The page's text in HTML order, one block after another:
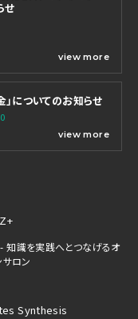
せ
view more
についてのお知らせ
view more
知識を実践へとつなげるオ
サロン